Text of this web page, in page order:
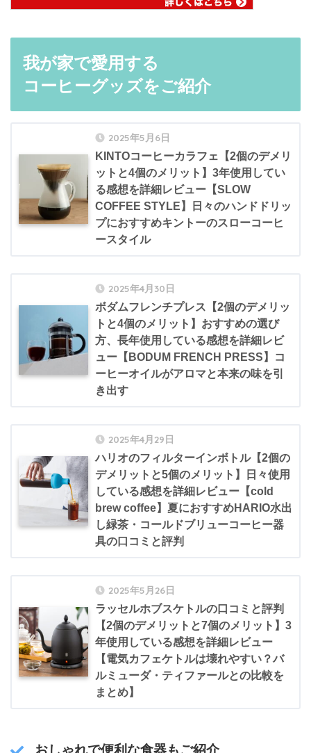
我が家で愛用する
コーヒーグッズをご紹介
2025年5月6日
KINTOコーヒーカラフェ【2個のデメリ
ットと4個のメリット】3年使用してい
る感想を詳細レビュー【SLOW
COFFEE STYLE】日々のハンドドリッ
プにおすすめキントーのスローコーヒ
ースタイル
2025年4月30日
ボダムフレンチプレス【2個のデメリッ
トと4個のメリット】おすすめの選び
方、長年使用している感想を詳細レビ
ュー【BODUM FRENCH PRESS】コ
ーヒーオイルがアロマと本来の味を引
き出す
2025年4月29日
ハリオのフィルターインボトル【2個の
デメリットと5個のメリット】日々使用
している感想を詳細レビュー【cold
brew coffee】夏におすすめHARIO水出
し緑茶・コールドブリューコーヒー器
具の口コミと評判
2025年5月26日
ラッセルホブスケトルの口コミと評判
【2個のデメリットと7個のメリット】3
年使用している感想を詳細レビュー
【電気カフェケトルは壊れやすい？バ
ルミューダ・ティファールとの比較を
まとめ】
おしゃれで便利な食器もご紹介